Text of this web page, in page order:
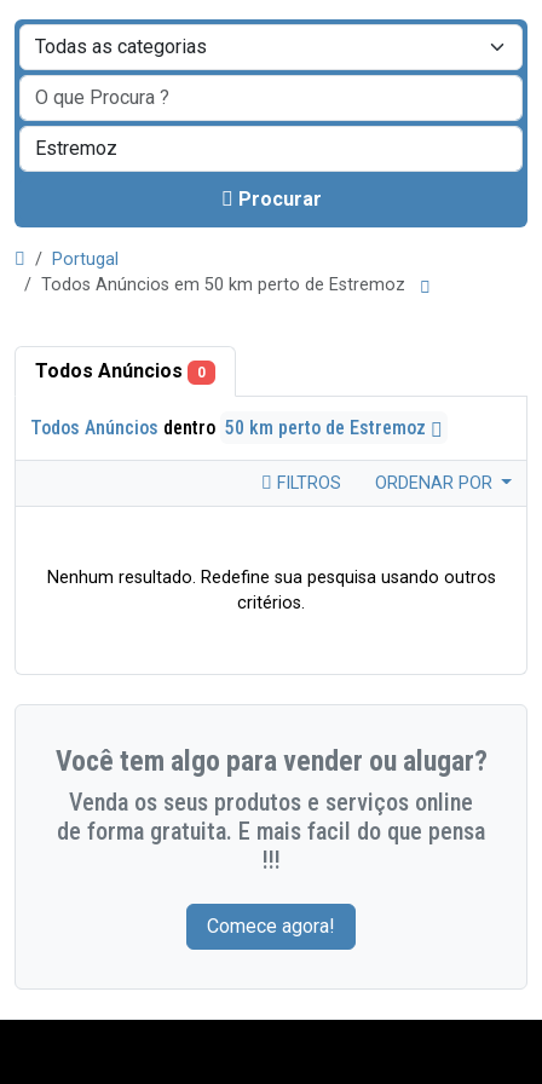
Procurar
Portugal
Todos Anúncios em 50 km perto de Estremoz
Todos Anúncios 0
Todos Anúncios dentro 50 km perto de Estremoz
FILTROS ORDENAR POR
Nenhum resultado. Redefine sua pesquisa usando outros
critérios.
Você tem algo para vender ou alugar?
Venda os seus produtos e serviços online
de forma gratuita. E mais facil do que pensa
!!!
Comece agora!